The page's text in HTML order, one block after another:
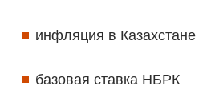
инфляция в Казахстане
базовая ставка НБРК